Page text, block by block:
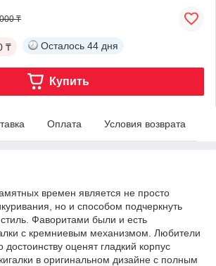
₸
₸ Осталось 44 дня
Купить
Оплата Условия возврата
времен является не просто
но и способом подчеркнуть
Фаворитами были и есть
с кремниевым механизмом. Любители
достоинству оценят гладкий корпус
в оригинальном дизайне с полным